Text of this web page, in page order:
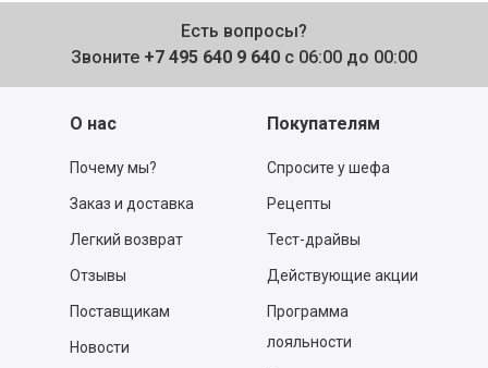
Есть вопросы?
Звоните +7 495 640 9 640 с 06:00 до 00:00
О нас
Почему мы?
Заказ и доставка
Легкий возврат
Отзывы
Поставщикам
Новости
Покупателям
Спросите у шефа
Рецепты
Тест-драйвы
Действующие акции
Программа
лояльности